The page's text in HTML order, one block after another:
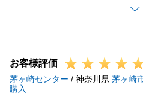
く、有意義な時間でござい
本日でお手続きは一段落と
ら、いつでもお気軽にご連
O様の新しい生活が、素晴
心よりお祈り申し上げます。
お客様評価
茅ヶ崎センター / 神奈川県 茅ヶ崎
購入